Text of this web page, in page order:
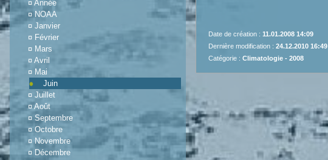
¤ Année
¤ NOAA
¤ Janvier
¤ Février
¤ Mars
¤ Avril
¤ Mai
Juin
¤ Juillet
¤Août
¤ Septembre
¤ Octobre
¤ Novembre
¤ Décembre
Date de création : 11.01.2008 14:09
Dernière modification : 24.12.2010 16:49
Catégorie : Climatologie - 2008